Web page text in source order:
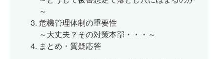
～
危機管理体制の重要性
～大丈夫？その対策本部・・・～
まとめ・質疑応答